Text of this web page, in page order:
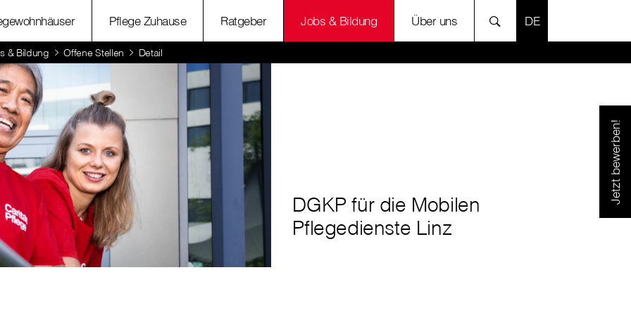
Pflege Zuhause Ratgeber Jobs & Bildung Über uns SPRACHE
& Bildung Offene Stellen Detail
Jetzt bewerben!
DGKP für die Mobilen
Pflegedienste Linz